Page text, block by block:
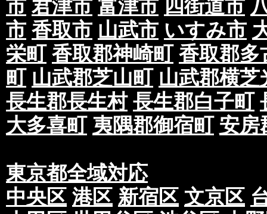
市 君津市 富津市 四街道市
市 香取市 山武市 いすみ市
栄町 香取郡神崎町 香取郡多
町 山武郡芝山町 山武郡横芝
長生郡長生村 長生郡白子町
大多喜町 夷隅郡御宿町 安房
東京都全域対応
中央区 港区 新宿区 文京区